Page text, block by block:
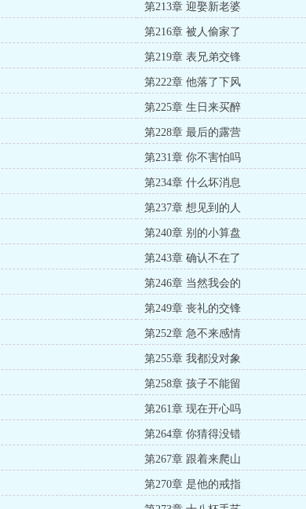
第213章 迎娶新老婆
第216章 被人偷家了
第219章 表兄弟交锋
第222章 他落了下风
第225章 生日来买醉
第228章 最后的露营
第231章 你不害怕吗
第234章 什么坏消息
第237章 想见到的人
第240章 别的小算盘
第243章 确认不在了
第246章 当然我会的
第249章 丧礼的交锋
第252章 急不来感情
第255章 我都没对象
第258章 孩子不能留
第261章 现在开心吗
第264章 你猜得没错
第267章 跟着来爬山
第270章 是他的戒指